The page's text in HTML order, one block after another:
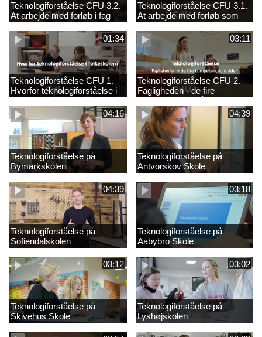
Teknologiforståelse CFU 3.2.
At arbejde med forløb i fag
Teknologiforståelse CFU 3.1.
At arbejde med forløb som
fag
01:34
Teknologiforståelse CFU 1.
Hvorfor teknologiforståelse i
folkeskolen?
03:11
Teknologiforståelse CFU 2.
Fagligheden - de fire
kompetenceområder
04:16
Teknologiforståelse på
Bymarkskolen
04:39
Teknologiforståelse på
Antvorskov Skole
04:39
Teknologiforståelse på
Sofiendalskolen
03:18
Teknologiforståelse på
Aabybro Skole
03:12
Teknologiforståelse på
Skivehus Skole
03:02
Teknologiforståelse på
Lyshøjskolen